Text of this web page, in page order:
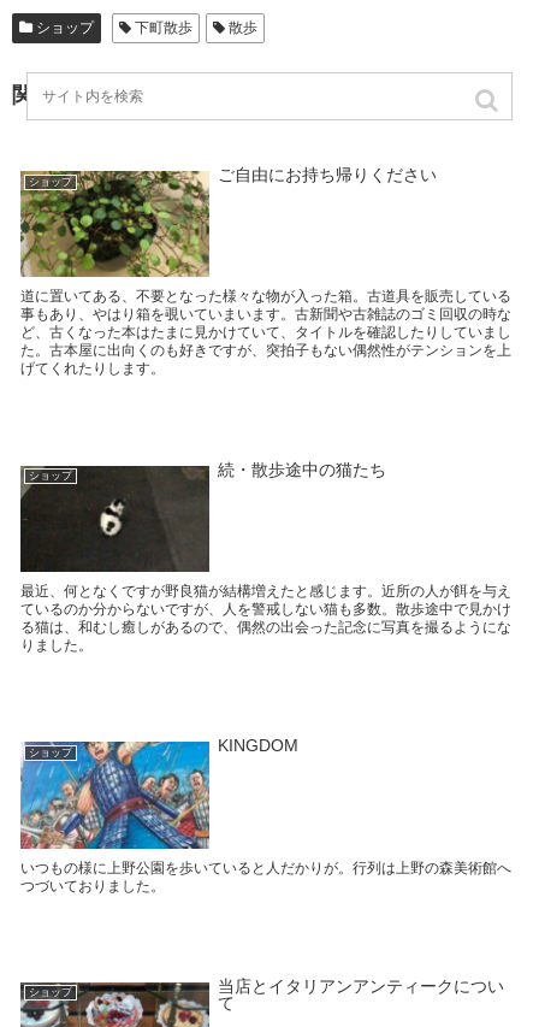
ショップ 下町散歩 散歩
関連記事
ショップ ご自由にお持ち帰りください
道に置いてある、不要となった様々な物が入った箱。古道具を販売している
事もあり、やはり箱を覗いていまいます。古新聞や古雑誌のゴミ回収の時な
ど、古くなった本はたまに見かけていて、タイトルを確認したりしていまし
た。古本屋に出向くのも好きですが、突拍子もない偶然性がテンションを上
げてくれたりします。
ショップ 続・散歩途中の猫たち
最近、何となくですが野良猫が結構増えたと感じます。近所の人が餌を与え
ているのか分からないですが、人を警戒しない猫も多数。散歩途中で見かけ
る猫は、和むし癒しがあるので、偶然の出会った記念に写真を撮るようにな
りました。
ショップ KINGDOM
いつもの様に上野公園を歩いていると人だかりが。行列は上野の森美術館へ
つづいておりました。
ショップ
当店とイタリアンアンティークについ
て